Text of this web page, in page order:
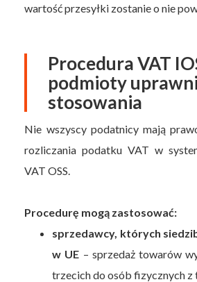
wartość przesyłki zostanie o nie
Procedura VAT
podmioty
stosowania
Nie wszyscy podatnicy mają
rozliczania podatku VAT w
VAT OSS.
Procedurę mogą zastosować:
sprzedawcy, których
w UE – sprzedaż towarów
trzecich do osób fizycznych